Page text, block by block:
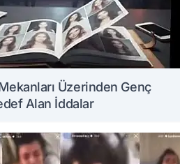
Üzerinden Genç
Alan İddalar